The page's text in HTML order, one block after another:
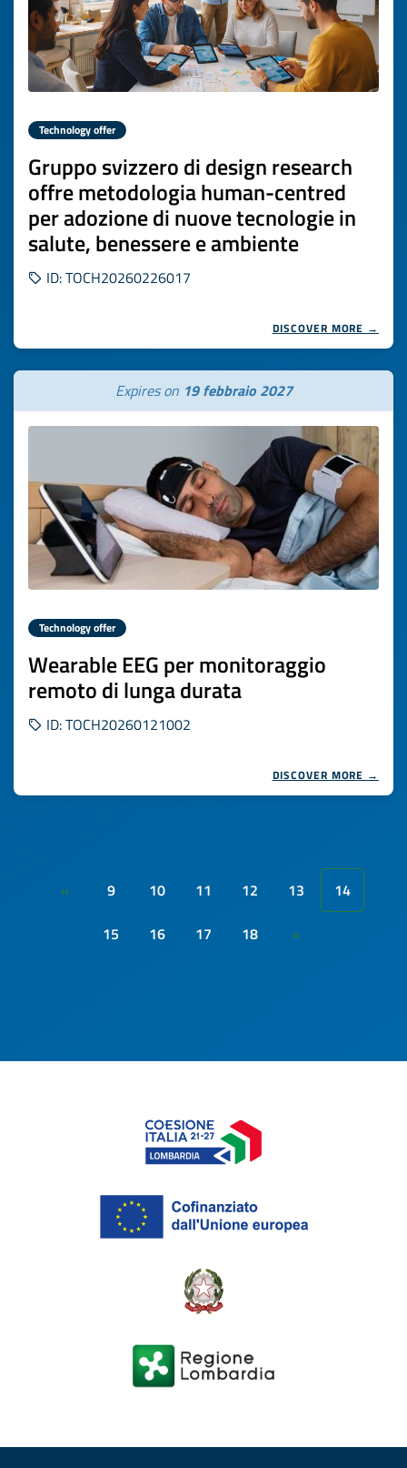
Technology offer
Gruppo svizzero di design research
offre metodologia human-centred
per adozione di nuove tecnologie in
salute, benessere e ambiente
ID: TOCH20260226017
DISCOVER MORE →
Expires on 19 febbraio 2027
Technology offer
Wearable EEG per monitoraggio
remoto di lunga durata
ID: TOCH20260121002
DISCOVER MORE →
« 9 10 11 12 13
14
15
16 17 18 »